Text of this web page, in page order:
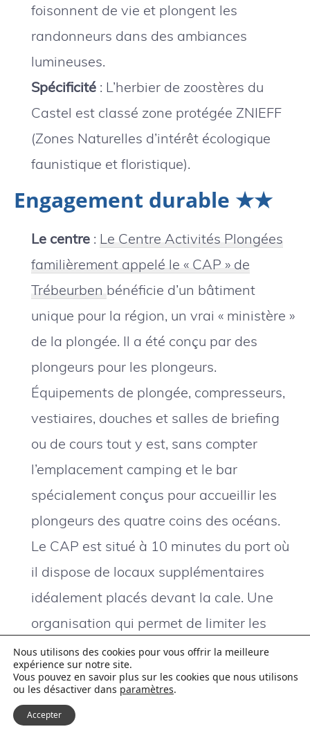
foisonnent de vie et plongent les
randonneurs dans des ambiances
lumineuses.
Spécificité : L’herbier de zoostères du
Castel est classé zone protégée ZNIEFF
(Zones Naturelles d’intérêt écologique
faunistique et floristique).
Engagement durable ★★
Le centre : Le Centre Activités Plongées
familièrement appelé le « CAP » de
Trébeurben bénéficie d’un bâtiment
unique pour la région, un vrai « ministère »
de la plongée. Il a été conçu par des
plongeurs pour les plongeurs.
Équipements de plongée, compresseurs,
vestiaires, douches et salles de briefing
ou de cours tout y est, sans compter
l’emplacement camping et le bar
spécialement conçus pour accueillir les
plongeurs des quatre coins des océans.
Le CAP est situé à 10 minutes du port où
il dispose de locaux supplémentaires
idéalement placés devant la cale. Une
organisation qui permet de limiter les
transferts en voiture.
Politique durable:Ambassadeur de
l’association Longitude 181 Nature
centre de plongée met un point d’honneur
Nous utilisons des cookies pour vous offrir la meilleure
expérience sur notre site.
Vous pouvez en savoir plus sur les cookies que nous utilisons
ou les désactiver dans paramètres.
Accepter